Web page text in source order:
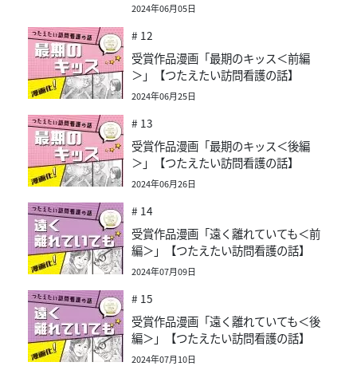
2024年06月05日
# 12
受賞作品漫画「最期のキッス＜前編
＞」【つたえたい訪問看護の話】
2024年06月25日
# 13
受賞作品漫画「最期のキッス＜後編
＞」【つたえたい訪問看護の話】
2024年06月26日
# 14
受賞作品漫画「遠く離れていても＜前
編＞」【つたえたい訪問看護の話】
2024年07月09日
# 15
受賞作品漫画「遠く離れていても＜後
編＞」【つたえたい訪問看護の話】
2024年07月10日